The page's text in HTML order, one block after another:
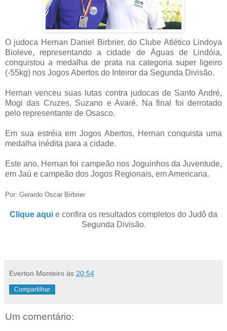
O judoca Hernan Daniel Birbrier, do Clube Atlético Lindoya
Bioleve, representando a cidade de Águas de Lindóia,
conquistou a medalha de prata na categoria super ligeiro
(-55kg) nos Jogos Abertos do Inteiror da Segunda Divisão.
Hernan venceu suas lutas contra judocas de Santo André,
Mogi das Cruzes, Suzano e Avaré. Na final foi derrotado
pelo representante de Osasco.
Em sua estréia em Jogos Abertos, Hernan conquista uma
medalha inédita para a cidade.
Este ano, Hernan foi campeão nos Joguinhos da Juventude,
em Jaú e campeão dos Jogos Regionais, em Americana.
Por: Gerardo Oscar Birbrier
Clique aqui e confira os resultados completos do Judô da
Segunda Divisão.
Everton Monteiro às 20:54
Compartilhar
Um comentário: